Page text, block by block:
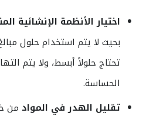
اختيار الأنظمة الإنشائية
بحيث لا يتم استخدام حلول
تحتاج حلولاً أبسط، ولا يتم
الحساسة.
تقليل الهدر في المواد من